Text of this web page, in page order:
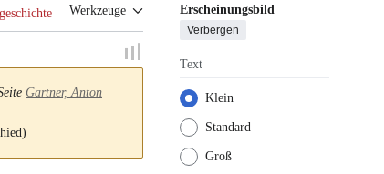
Werkzeuge Erscheinungsbild
Verbergen
Text
Klein
Standard
Groß
Gartner, Anton